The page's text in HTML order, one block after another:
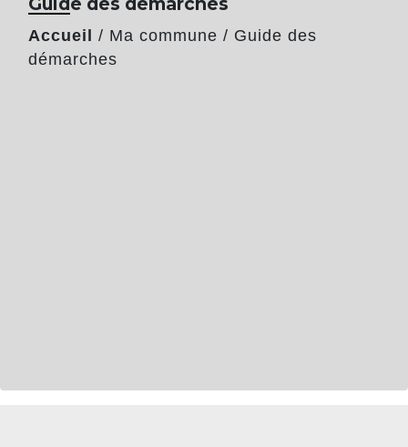
Accueil / Ma commune / Guide des
démarches